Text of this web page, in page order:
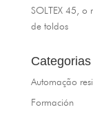
SOLTEX 45, o
de toldos
Categorias
Automação
Formación